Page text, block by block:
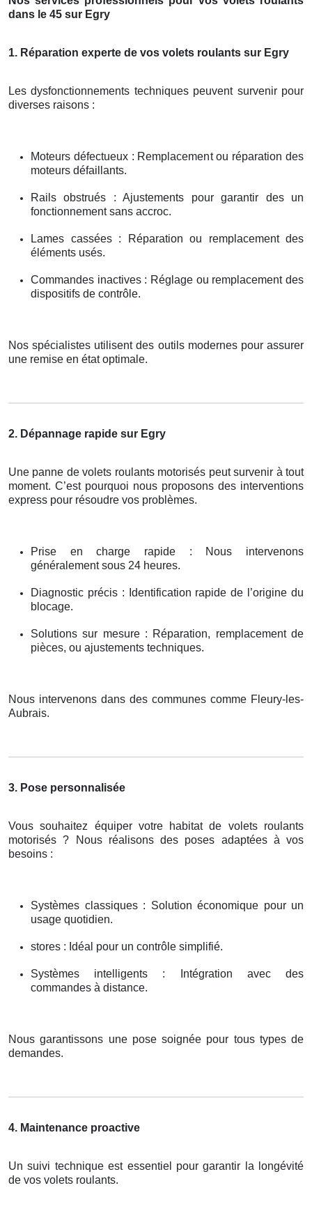
dans le 45 sur Egry
1. Réparation experte de vos volets roulants sur Egry
Les dysfonctionnements techniques peuvent survenir pour
diverses raisons :
Moteurs défectueux : Remplacement ou réparation des
moteurs défaillants.
Rails obstrués : Ajustements pour garantir des un
fonctionnement sans accroc.
Lames cassées : Réparation ou remplacement des
éléments usés.
Commandes inactives : Réglage ou remplacement des
dispositifs de contrôle.
Nos spécialistes utilisent des outils modernes pour assurer
une remise en état optimale.
2. Dépannage rapide sur Egry
Une panne de volets roulants motorisés peut survenir à tout
moment. C’est pourquoi nous proposons des interventions
express pour résoudre vos problèmes.
Prise en charge rapide : Nous intervenons
généralement sous 24 heures.
Diagnostic précis : Identification rapide de l’origine du
blocage.
Solutions sur mesure : Réparation, remplacement de
pièces, ou ajustements techniques.
Nous intervenons dans des communes comme Fleury-les-
Aubrais.
3. Pose personnalisée
Vous souhaitez équiper votre habitat de volets roulants
motorisés ? Nous réalisons des poses adaptées à vos
besoins :
Systèmes classiques : Solution économique pour un
usage quotidien.
stores : Idéal pour un contrôle simplifié.
Systèmes intelligents : Intégration avec des
commandes à distance.
Nous garantissons une pose soignée pour tous types de
demandes.
4. Maintenance proactive
Un suivi technique est essentiel pour garantir la longévité
de vos volets roulants.